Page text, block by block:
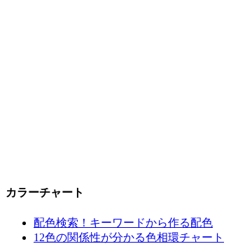
カラーチャート
配色検索！キーワードから作る配色
12色の関係性が分かる色相環チャート